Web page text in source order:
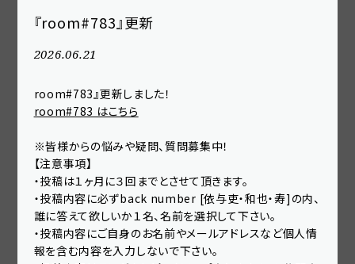
home
schedule
media
disc
goods
video
archives
『room#783』更新
2026.06.21
room#783』更新しました！
room#783 はこちら
※皆様からの悩みや疑問、質問募集中！
【注意事項】
・投稿は１ヶ月に３回までとさせて頂きます。
・投稿内容に必ずback number [依与吏・和也・寿]の内、
誰に答えて欲しいか１名、名前を選択して下さい。
・投稿内容にご自身のお名前やメールアドレスなど個人情
報を含む内容を入力しないで下さい。